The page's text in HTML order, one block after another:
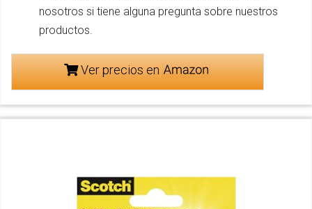
nosotros si tiene alguna pregunta sobre nuestros
productos.
Ver precios en